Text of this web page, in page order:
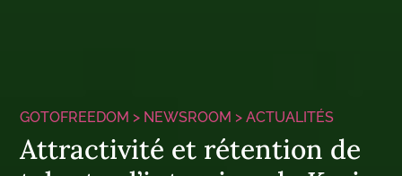
GOTOFREEDOM > NEWSROOM >ACTUALITÉS
Attractivité et rétention de